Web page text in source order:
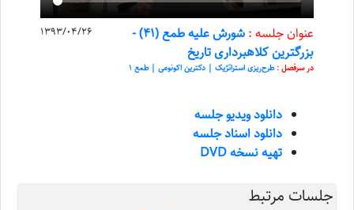
1393/04/26 عنوان جلسه :
شورش علیه طمع (41) -
بزرگترین کلاهبرداری تاریخ
در سرفصل :طرح‌ریزی استراتژیک | دکترین اکونومی | طمع 1
دانلود ویدیو جلسه
دانلود اسناد جلسه
تهیه نسخه DVD
جلسات مرتبط